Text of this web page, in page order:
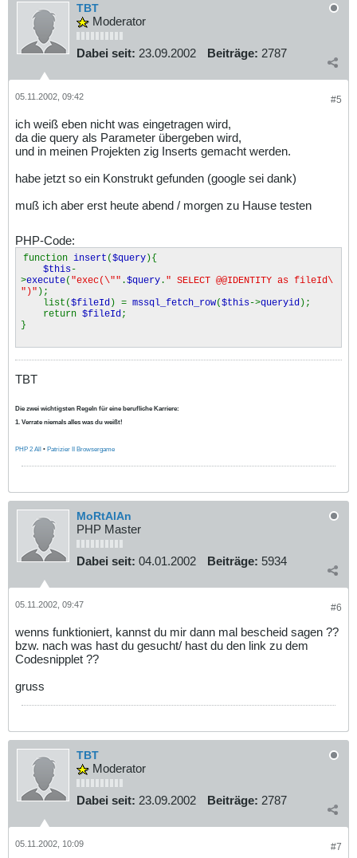
TBT
Moderator
Dabei seit: 23.09.2002 Beiträge: 2787
#5
05.11.2002, 09:42
ich weiß eben nicht was eingetragen wird,
da die query als Parameter übergeben wird,
und in meinen Projekten zig Inserts gemacht werden.
habe jetzt so ein Konstrukt gefunden (google sei dank)
muß ich aber erst heute abend / morgen zu Hause testen
PHP-Code:
function insert ($query ){
$this-
>execute( "exec(\"" .$query . " SELECT @@IDENTITY as fileId\
")" );
list($fileId ) = mssql_fetch_row($this->queryid );
return $fileId;
}
TBT
Die zwei wichtigsten Regeln für eine berufliche Karriere:
1. Verrate niemals alles was du weißt!
PHP 2 All • Patrizier II Browsergame
MoRtAlAn
PHP Master
Dabei seit: 04.01.2002 Beiträge: 5934
#6
05.11.2002, 09:47
wenns funktioniert, kannst du mir dann mal bescheid sagen ??
bzw. nach was hast du gesucht/ hast du den link zu dem
Codesnipplet ??
gruss
TBT
Moderator
Dabei seit: 23.09.2002 Beiträge: 2787
#7
05.11.2002, 10:09